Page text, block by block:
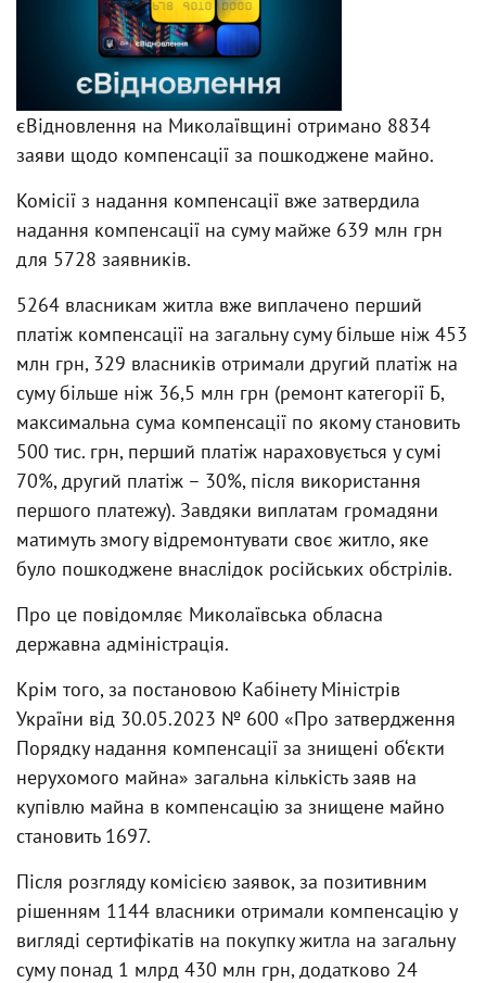
єВідновлення на Миколаївщині отримано 8834
заяви щодо компенсації за пошкоджене майно.
Комісії з надання компенсації вже затвердила
надання компенсації на суму майже 639 млн грн
для 5728 заявників.
5264 власникам житла вже виплачено перший
платіж компенсації на загальну суму більше ніж 453
млн грн, 329 власників отримали другий платіж на
суму більше ніж 36,5 млн грн (ремонт категорії Б,
максимальна сума компенсації по якому становить
500 тис. грн, перший платіж нараховується у сумі
70%, другий платіж – 30%, після використання
першого платежу). Завдяки виплатам громадяни
матимуть змогу відремонтувати своє житло, яке
було пошкоджене внаслідок російських обстрілів.
Про це повідомляє Миколаївська обласна
державна адміністрація.
Крім того, за постановою Кабінету Міністрів
України від 30.05.2023 № 600 «Про затвердження
Порядку надання компенсації за знищені об‘єкти
нерухомого майна» загальна кількість заяв на
купівлю майна в компенсацію за знищене майно
становить 1697.
Після розгляду комісією заявок, за позитивним
рішенням 1144 власники отримали компенсацію у
вигляді сертифікатів на покупку житла на загальну
суму понад 1 млрд 430 млн грн, додатково 24